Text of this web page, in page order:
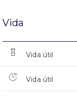
Vida
Vida útil
Vida útil